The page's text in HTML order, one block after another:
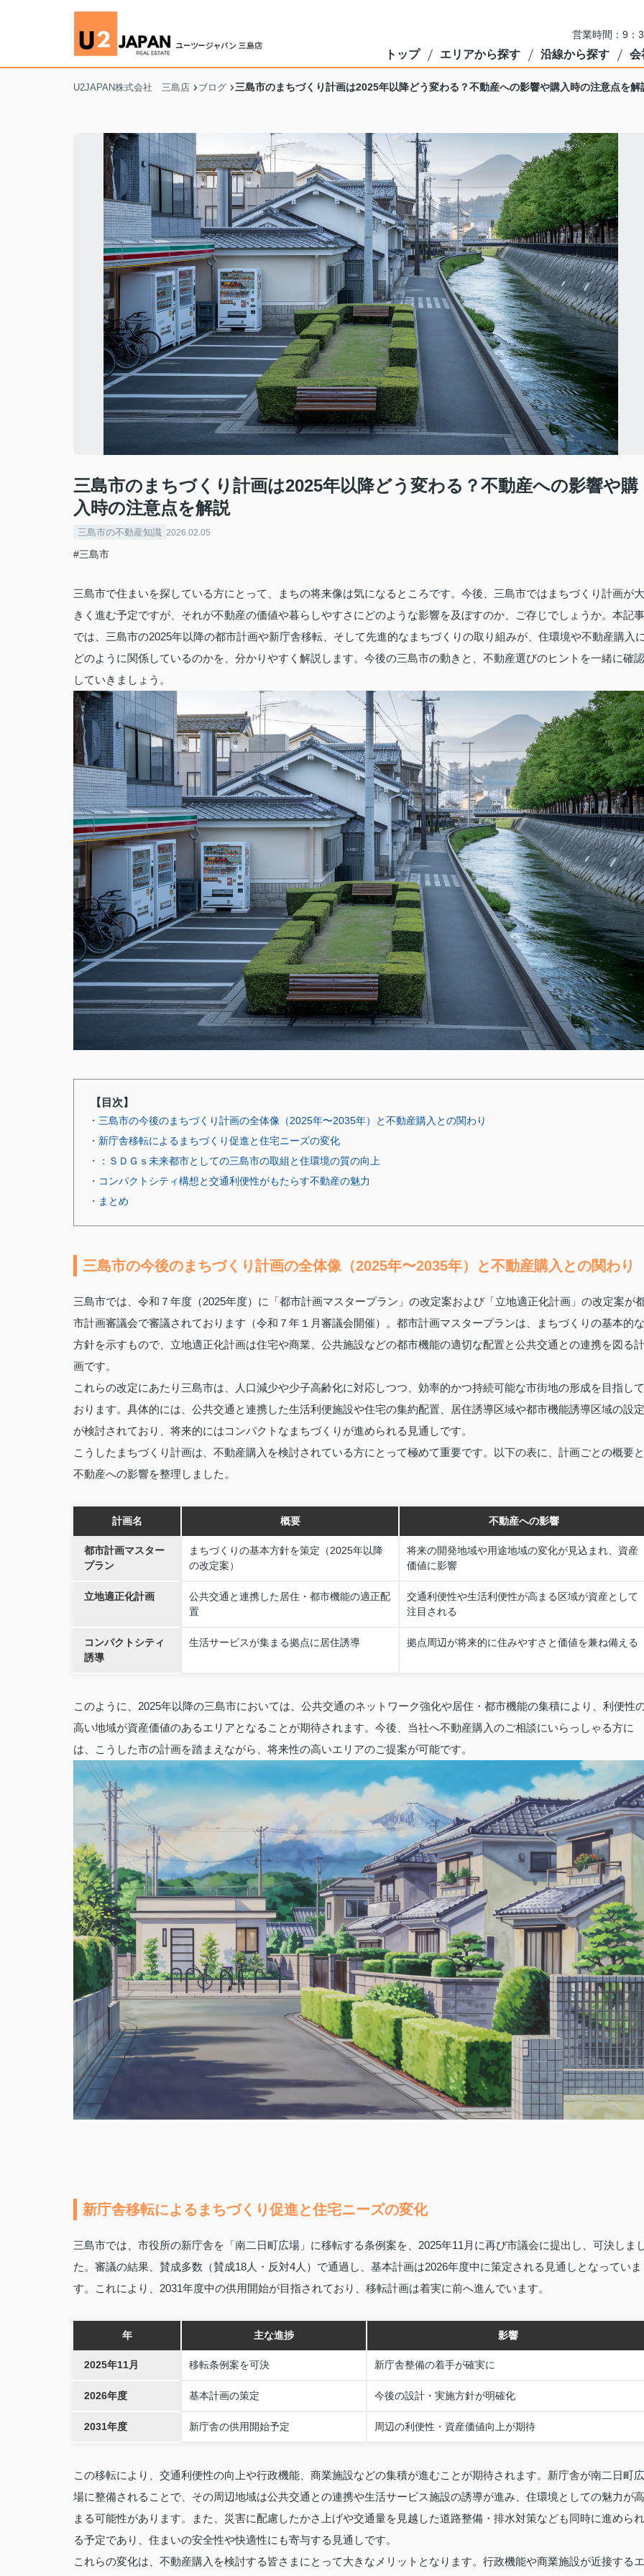
営業時間：9：
トップ エリアから探す 沿線から探す 会
U2JAPAN株式会社 三島店 ブログ 三島市のまちづくり計画は2025年以降どう変わる？不動産への影響や購入時の注意点を解
三島市のまちづくり計画は2025年以降どう変わる？不動産への影響や購
入時の注意点を解説
三島市の不動産知識 2026.02.05
#三島市
三島市で住まいを探している方にとって、まちの将来像は気になるところです。今後、三島市ではまちづくり計画が大
きく進む予定ですが、それが不動産の価値や暮らしやすさにどのような影響を及ぼすのか、ご存じでしょうか。本記事
では、三島市の2025年以降の都市計画や新庁舎移転、そして先進的なまちづくりの取り組みが、住環境や不動産購入
どのように関係しているのかを、分かりやすく解説します。今後の三島市の動きと、不動産選びのヒントを一緒に確認
していきましょう。
【目次】
・三島市の今後のまちづくり計画の全体像（2025年〜2035年）と不動産購入との関わり
・新庁舎移転によるまちづくり促進と住宅ニーズの変化
・：ＳＤＧｓ未来都市としての三島市の取組と住環境の質の向上
・コンパクトシティ構想と交通利便性がもたらす不動産の魅力
・まとめ
三島市の今後のまちづくり計画の全体像（2025年〜2035年）と不動産購入との関わり
三島市では、令和７年度（2025年度）に「都市計画マスタープラン」の改定案および「立地適正化計画」の改定案が
市計画審議会で審議されております（令和７年１月審議会開催）。都市計画マスタープランは、まちづくりの基本的な
方針を示すもので、立地適正化計画は住宅や商業、公共施設などの都市機能の適切な配置と公共交通との連携を図る計
画です。
これらの改定にあたり三島市は、人口減少や少子高齢化に対応しつつ、効率的かつ持続可能な市街地の形成を目指して
おります。具体的には、公共交通と連携した生活利便施設や住宅の集約配置、居住誘導区域や都市機能誘導区域の設定
が検討されており、将来的にはコンパクトなまちづくりが進められる見通しです。
こうしたまちづくり計画は、不動産購入を検討されている方にとって極めて重要です。以下の表に、計画ごとの概要と
不動産への影響を整理しました。
計画名 概要 不動産への影響
都市計画マスター
プラン
まちづくりの基本方針を策定（2025年以降
の改定案）
将来の開発地域や用途地域の変化が見込まれ、資産
価値に影響
立地適正化計画
公共交通と連携した居住・都市機能の適正配
置
交通利便性や生活利便性が高まる区域が資産として
注目される
コンパクトシティ
誘導
生活サービスが集まる拠点に居住誘導 拠点周辺が将来的に住みやすさと価値を兼ね備える
このように、2025年以降の三島市においては、公共交通のネットワーク強化や居住・都市機能の集積により、利便性
高い地域が資産価値のあるエリアとなることが期待されます。今後、当社へ不動産購入のご相談にいらっしゃる方に
は、こうした市の計画を踏まえながら、将来性の高いエリアのご提案が可能です。
新庁舎移転によるまちづくり促進と住宅ニーズの変化
三島市では、市役所の新庁舎を「南二日町広場」に移転する条例案を、2025年11月に再び市議会に提出し、可決しま
た。審議の結果、賛成多数（賛成18人・反対4人）で通過し、基本計画は2026年度中に策定される見通しとなっていま
す。これにより、2031年度中の供用開始が目指されており、移転計画は着実に前へ進んでいます。
年 主な進捗 影響
2025年11月 移転条例案を可決 新庁舎整備の着手が確実に
2026年度 基本計画の策定 今後の設計・実施方針が明確化
2031年度 新庁舎の供用開始予定 周辺の利便性・資産価値向上が期待
この移転により、交通利便性の向上や行政機能、商業施設などの集積が進むことが期待されます。新庁舎が南二日町広
場に整備されることで、その周辺地域は公共交通との連携や生活サービス施設の誘導が進み、住環境としての魅力が高
まる可能性があります。また、災害に配慮したかさ上げや交通量を見越した道路整備・排水対策なども同時に進められ
る予定であり、住まいの安全性や快適性にも寄与する見通しです。
これらの変化は、不動産購入を検討する皆さまにとって大きなメリットとなります。行政機能や商業施設が近接するエ